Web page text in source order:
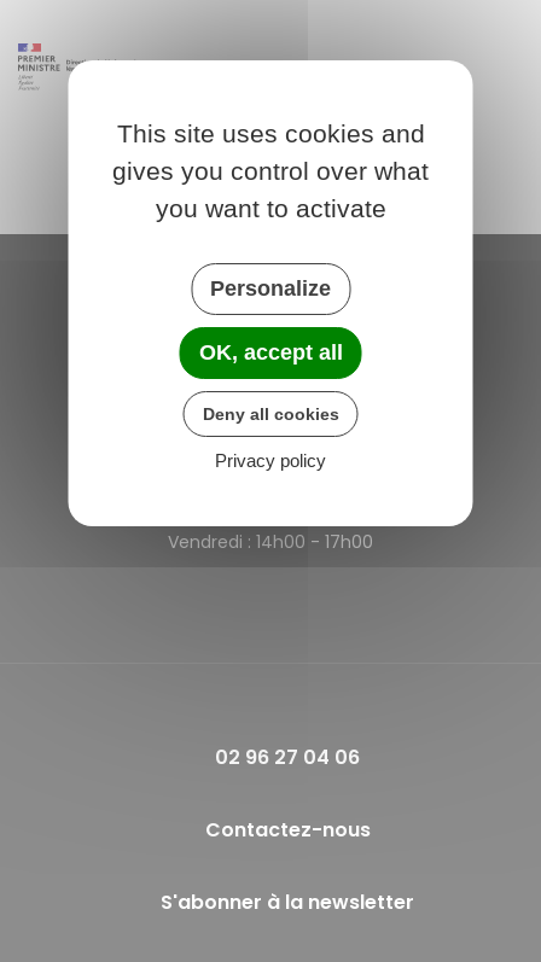
Saint-Michel-de-Plélan
4 rue des Terre Neuvas
22980 Saint-Michel-de-Plélan
France
Horaires de la mairie
Vendredi : 14h00 - 17h00
02 96 27 04 06
Contactez-nous
S'abonner à la newsletter
This site uses cookies and
gives you control over what
you want to activate
Personalize
OK, accept all
Deny all cookies
Privacy policy